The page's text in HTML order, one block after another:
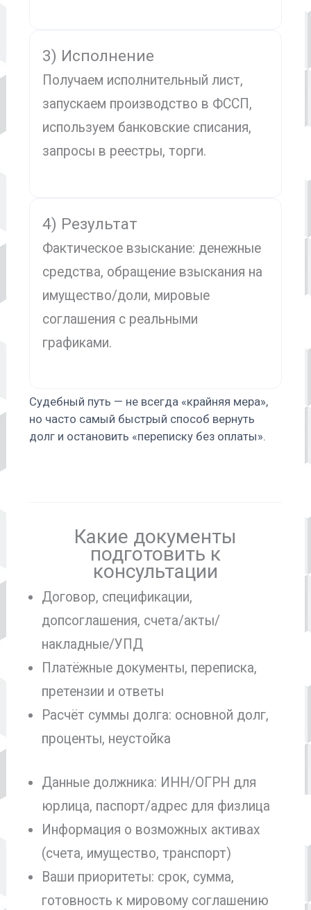
3) Исполнение
Получаем исполнительный лист,
запускаем производство в ФССП,
используем банковские списания,
запросы в реестры, торги.
4) Результат
Фактическое взыскание: денежные
средства, обращение взыскания на
имущество/доли, мировые
соглашения с реальными
графиками.
Судебный путь — не всегда «крайняя мера»,
но часто самый быстрый способ вернуть
долг и остановить «переписку без оплаты».
Какие документы
подготовить к
консультации
Договор, спецификации,
допсоглашения, счета/акты/
накладные/УПД
Платёжные документы, переписка,
претензии и ответы
Расчёт суммы долга: основной долг,
проценты, неустойка
Данные должника: ИНН/ОГРН для
юрлица, паспорт/адрес для физлица
Информация о возможных активах
(счета, имущество, транспорт)
Ваши приоритеты: срок, сумма,
готовность к мировому соглашению